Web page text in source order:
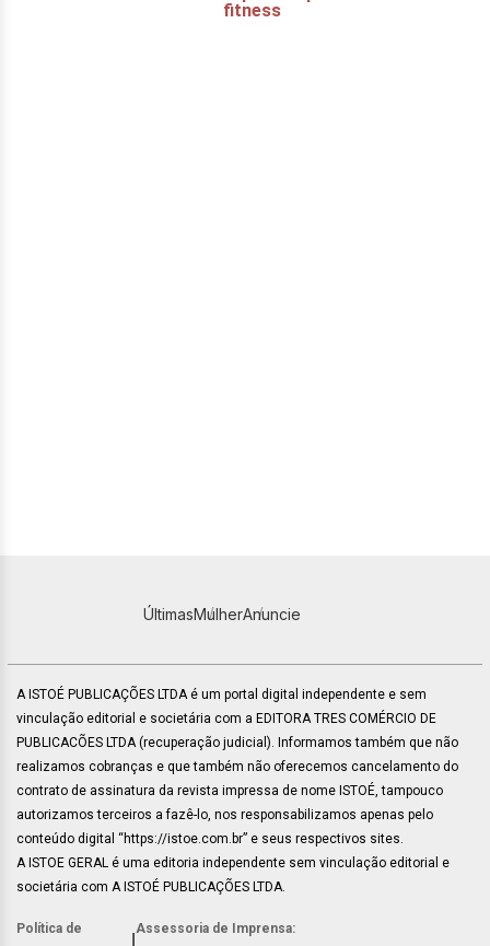
ÚltimasMulherAnuncie
A ISTOÉ PUBLICAÇÕES LTDA é um portal digital independente e sem
vinculação editorial e societária com a EDITORA TRES COMÉRCIO DE
PUBLICACÕES LTDA (recuperação judicial). Informamos também que não
realizamos cobranças e que também não oferecemos cancelamento do
contrato de assinatura da revista impressa de nome ISTOÉ, tampouco
autorizamos terceiros a fazê-lo, nos responsabilizamos apenas pelo
conteúdo digital “https://istoe.com.br” e seus respectivos sites.
A ISTOE GERAL é uma editoria independente sem vinculação editorial e
societária com A ISTOÉ PUBLICAÇÕES LTDA.
Política de
Assessoria de Imprensa: